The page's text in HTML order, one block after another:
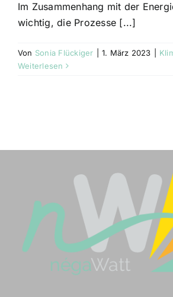
Im Zusammenhang mit der
wichtig, die Prozesse [...]
Von Sonia Flückiger 1. März 2023
Weiterlesen